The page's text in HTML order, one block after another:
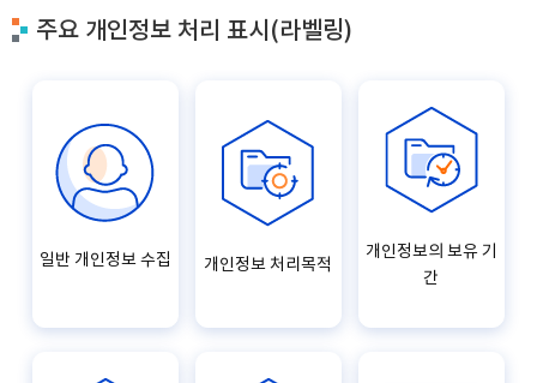
주요 개인정보 처리 표시(라벨링)
일반 개인정보 수집 개인정보 처리목적
개인정보의 보유 기
간